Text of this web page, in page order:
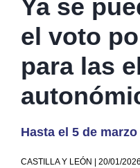
Ya se
el voto
para las
Hasta el 5 de marzo
CASTILLA Y LEÓN | 20/01/2026